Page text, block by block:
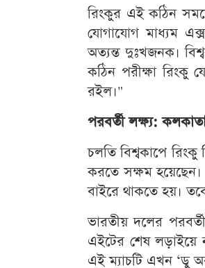
রিংকুর এই কঠিন
যোগাযোগ মাধ্যম
অত্যন্ত দুঃখজনক।
কঠিন পরীক্ষা রিংকু
রইল।"
পরবর্তী লক্ষ্য:
চলতি বিশ্বকাপে রিংকু
করতে সক্ষম হয়েছেন।
বাইরে থাকতে হয়।
ভারতীয় দলের
এইটের শেষ লড়াইয়ে
এই ম্যাচটি এখন ‘ডু